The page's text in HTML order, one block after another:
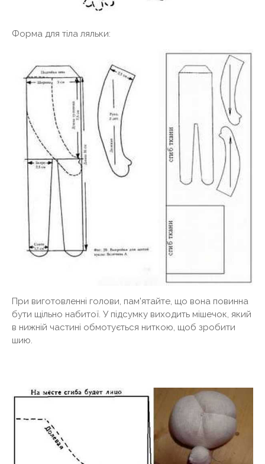
Форма для тіла ляльки:
При виготовленні голови, пам'ятайте, що вона повинна
бути щільно набитої. У підсумку виходить мішечок, який
в нижній частині обмотується ниткою, щоб зробити
шию.